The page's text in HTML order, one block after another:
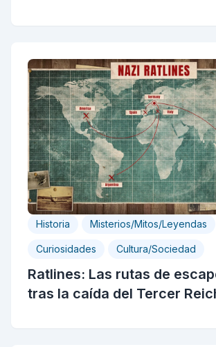
Historia Misterios/Mitos/Leyendas
Curiosidades Cultura/Sociedad
Ratlines: Las rutas de
tras la caída del Tercer